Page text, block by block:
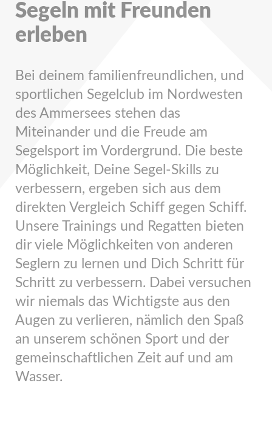
Segeln mit Freunden
erleben
Bei deinem familienfreundlichen, und
sportlichen Segelclub im Nordwesten
des Ammersees stehen das
Miteinander und die Freude am
Segelsport im Vordergrund. Die beste
Möglichkeit, Deine Segel-Skills zu
verbessern, ergeben sich aus dem
direkten Vergleich Schiff gegen Schiff.
Unsere Trainings und Regatten bieten
dir viele Möglichkeiten von anderen
Seglern zu lernen und Dich Schritt für
Schritt zu verbessern. Dabei versuchen
wir niemals das Wichtigste aus den
Augen zu verlieren, nämlich den Spaß
an unserem schönen Sport und der
gemeinschaftlichen Zeit auf und am
Wasser.